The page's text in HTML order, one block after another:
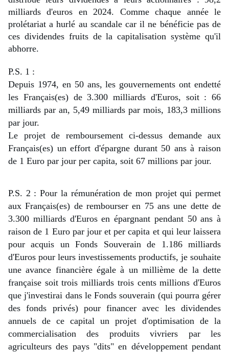
milliards d'euros en 2024. Comme chaque année le
prolétariat a hurlé au scandale car il ne bénéficie pas de
ces dividendes fruits de la capitalisation système qu'il
abhorre.
P.S. 1 :
Depuis 1974, en 50 ans, les gouvernements ont endetté
les Français(es) de 3.300 milliards d'Euros, soit : 66
milliards par an, 5,49 milliards par mois, 183,3 millions
par jour.
Le projet de remboursement ci-dessus demande aux
Français(es) un effort d'épargne durant 50 ans à raison
de 1 Euro par jour per capita, soit 67 millions par jour.
P.S. 2 : Pour la rémunération de mon projet qui permet
aux Français(es) de rembourser en 75 ans une dette de
3.300 milliards d'Euros en épargnant pendant 50 ans à
raison de 1 Euro par jour et per capita et qui leur laissera
pour acquis un Fonds Souverain de 1.186 milliards
d'Euros pour leurs investissements productifs, je souhaite
une avance financière égale à un millième de la dette
française soit trois milliards trois cents millions d'Euros
que j'investirai dans le Fonds souverain (qui pourra gérer
des fonds privés) pour financer avec les dividendes
annuels de ce capital un projet d'optimisation de la
commercialisation des produits vivriers par les
agriculteurs des pays "dits" en développement pendant